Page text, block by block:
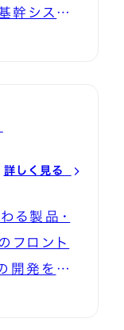
イス・運
タ管理 ・
OA機器
レイス/保
Q&A対応
情報セキ
企画・導入
幹システ
向けアプ
社内および
運用・保
サーバ、仮
イス・運
詳しく見る
る製品・
フロント
開発を担